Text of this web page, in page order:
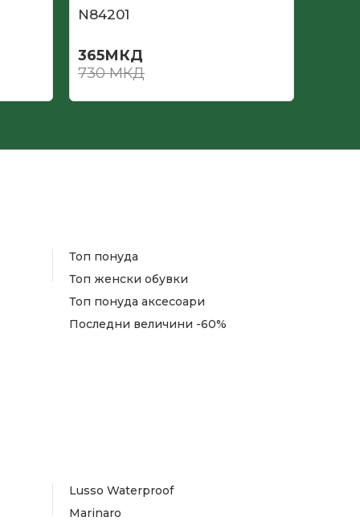
N84201
365МКД
730МКД
Топ понуда
Топ женски обувки
Топ понуда аксесоари
Последни величини -60%
Lusso Waterproof
Marinaro